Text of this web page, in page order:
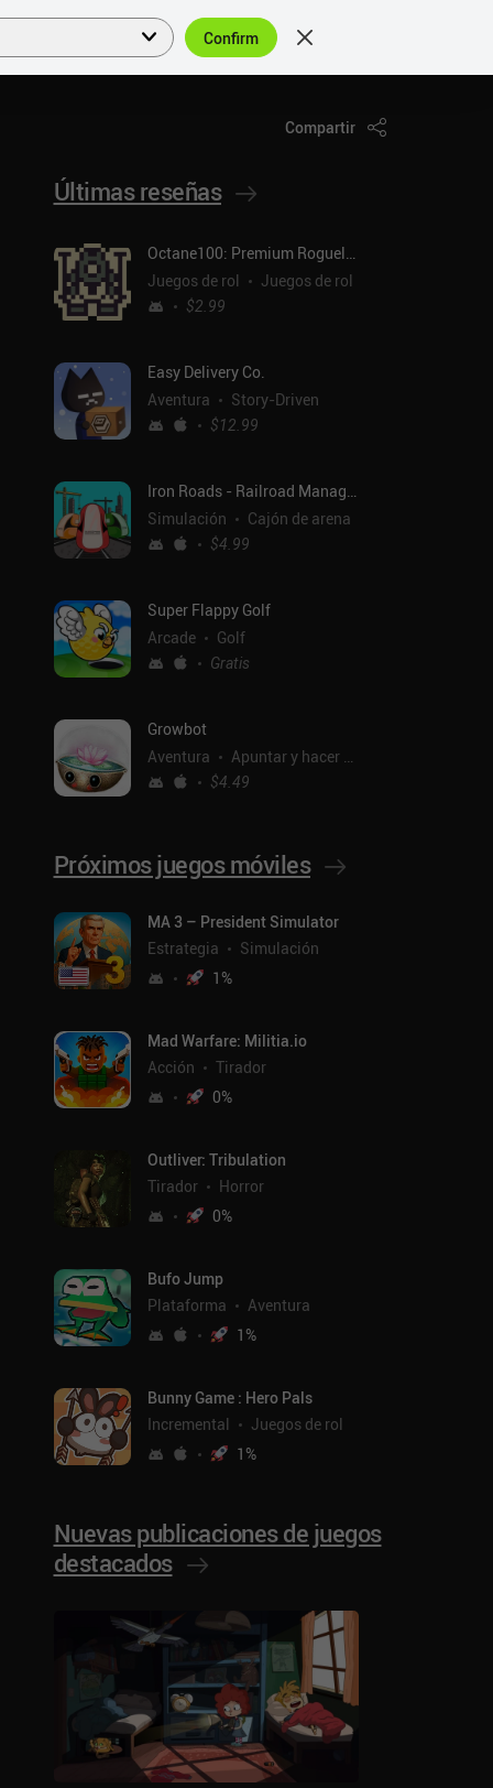
ES
Compartir
Últimas reseñas
Octane100: Premium Roguelike
Juegos de rol
Juegos de rol
$2.99
Easy Delivery Co.
Aventura
Story-Driven
$12.99
Iron Roads - Railroad Manager
Simulación
Cajón de arena
$4.99
Super Flappy Golf
Arcade
Golf
Gratis
Growbot
Aventura
Apuntar y hacer clic
$4.49
Próximos juegos móviles
MA 3 – President Simulator
Estrategia
Simulación
1%
Mad Warfare: Militia.io
Acción
Tirador
0%
Outliver: Tribulation
Tirador
Horror
0%
Bufo Jump
Plataforma
Aventura
1%
Bunny Game : Hero Pals
Incremental
Juegos de rol
1%
Nuevas publicaciones de juegos
destacados
Confirm